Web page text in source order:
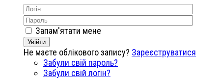
Запам'ятати мене
Увійти
Не маєте облікового запису? Зареєструватися
Забули свій пароль?
Забули свій логін?